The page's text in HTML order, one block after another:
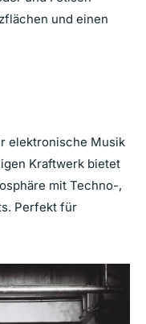
und einen
elektronische Musik
Kraftwerk bietet
mit Techno-,
Perfekt für